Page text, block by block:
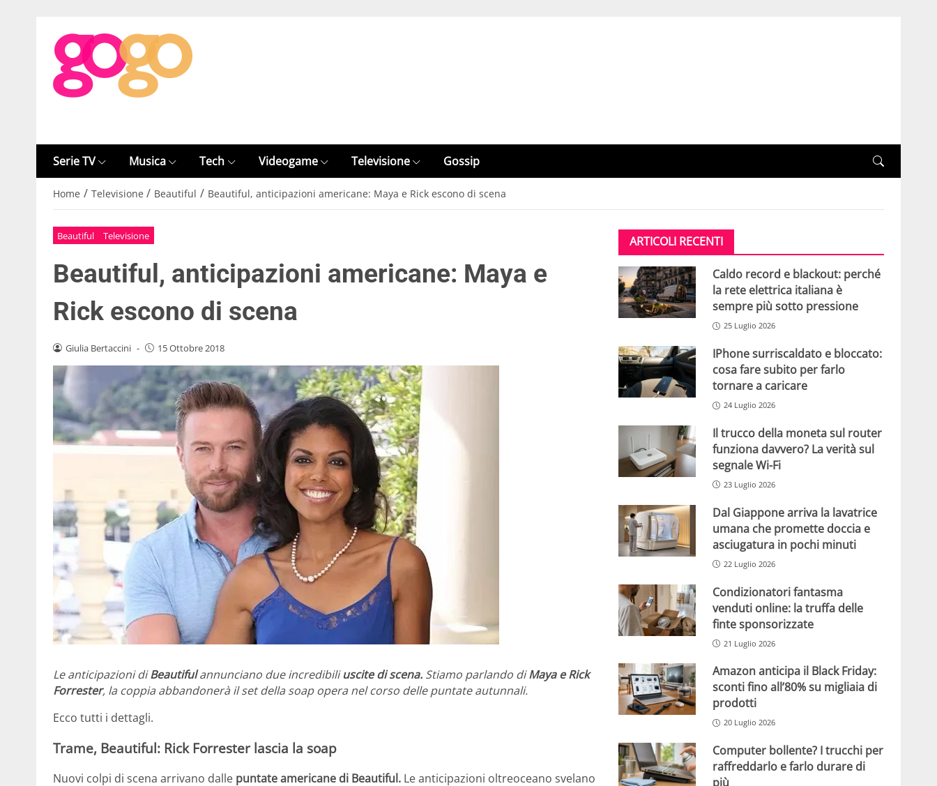
Serie TV Musica Tech Videogame Televisione Gossip
Home / Televisione / Beautiful / Beautiful, anticipazioni americane: Maya e Rick escono di scena
Beautiful Televisione
Beautiful, anticipazioni americane: Maya e
Rick escono di scena
Giulia Bertaccini - 15 Ottobre 2018
Le anticipazioni diBeautifulannunciano due incredibiliuscite di scena. Stiamo parlando diMaya e Rick
Forrester, la coppia abbandonerà il set della soap opera nel corso delle puntate autunnali.
Ecco tutti i dettagli.
Trame, Beautiful: Rick Forrester lascia la soap
Nuovi colpi di scena arrivano dalle puntate americane di Beautiful. Le anticipazioni oltreoceano svelano
ARTICOLI RECENTI
Caldo record e blackout: perché
la rete elettrica italiana è
sempre più sotto pressione
25 Luglio 2026
IPhone surriscaldato e bloccato:
cosa fare subito per farlo
tornare a caricare
24 Luglio 2026
Il trucco della moneta sul router
funziona davvero? La verità sul
segnale Wi-Fi
23 Luglio 2026
Dal Giappone arriva la lavatrice
umana che promette doccia e
asciugatura in pochi minuti
22 Luglio 2026
Condizionatori fantasma
venduti online: la truffa delle
finte sponsorizzate
21 Luglio 2026
Amazon anticipa il Black Friday:
sconti fino all’80% su migliaia di
prodotti
20 Luglio 2026
Computer bollente? I trucchi per
raffreddarlo e farlo durare di
più